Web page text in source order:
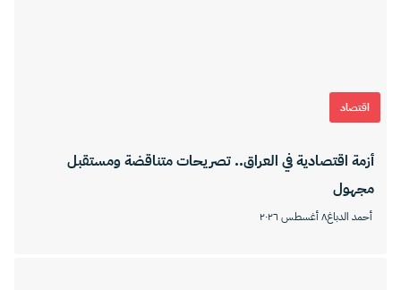
اقتصاد
أزمة اقتصادية في العراق.. تصريحات متناقضة ومستقبل
مجهول
أحمد الدباغ٨ أغسطس ٢٠٢٦